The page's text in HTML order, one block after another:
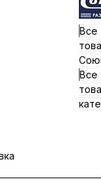
Все
Все